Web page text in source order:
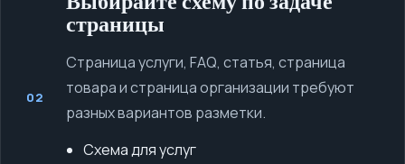
02
страницы
Страница услуги, FAQ, статья, страница
товара и страница организации требуют
разных вариантов разметки.
Схема для услуг